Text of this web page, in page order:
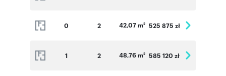
0 2 42,07 m2 525 875 zł
1 2 48,76 m2 585 120 zł